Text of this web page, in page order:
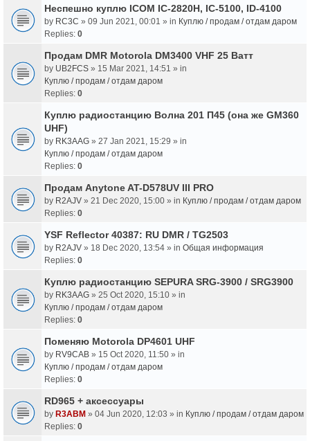
Неспешно куплю ICOM IC-2820H, IC-5100, ID-4100
by RC3C » 09 Jun 2021, 00:01 » in Куплю / продам / отдам даром
Replies: 0
Продам DMR Motorola DM3400 VHF 25 Ватт
by UB2FCS » 15 Mar 2021, 14:51 » in
Куплю / продам / отдам даром
Replies: 0
Куплю радиостанцию Волна 201 П45 (она же GM360
UHF)
by RK3AAG » 27 Jan 2021, 15:29 » in
Куплю / продам / отдам даром
Replies: 0
Продам Anytone AT-D578UV III PRO
by R2AJV » 21 Dec 2020, 15:00 » in Куплю / продам / отдам даром
Replies: 0
YSF Reflector 40387: RU DMR / TG2503
by R2AJV » 18 Dec 2020, 13:54 » in Общая информация
Replies: 0
Куплю радиостанцию SEPURA SRG-3900 / SRG3900
by RK3AAG » 25 Oct 2020, 15:10 » in
Куплю / продам / отдам даром
Replies: 0
Поменяю Motorola DP4601 UHF
by RV9CAB » 15 Oct 2020, 11:50 » in
Куплю / продам / отдам даром
Replies: 0
RD965 + аксессуары
by R3ABM » 04 Jun 2020, 12:03 » in Куплю / продам / отдам даром
Replies: 0